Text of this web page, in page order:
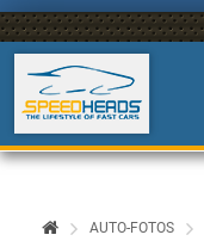
AUTO-FOTOS